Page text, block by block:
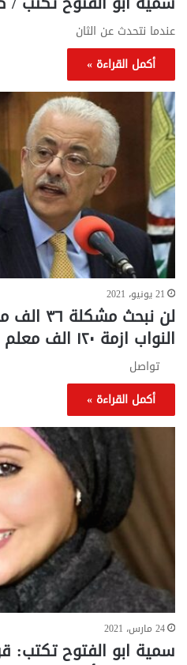
عندما نتحدث عن الثان
أكمل القراءة »
21 يونيو، 2021
لن نبحث
النواب ازمة ١٢٠ الف معلم علي رأس اولوياتنا
تواصل
أكمل القراءة »
24 مارس، 2021
سمية ابو الفتوح تكتب: